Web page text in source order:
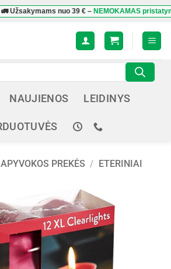
nuo39 €–NEMOKAMAS pristatymas
NAUJIENOS LEIDINYS
PREKĖS / ETERINIAI